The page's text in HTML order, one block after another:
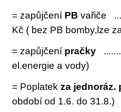
= zapůjčení PB vařiče
Kč ( bez PB bomby,lze
= zapůjčení pračky
el.energie a vody)
= Poplatek za jednoráz.
období od 1.6. do 31.8.)